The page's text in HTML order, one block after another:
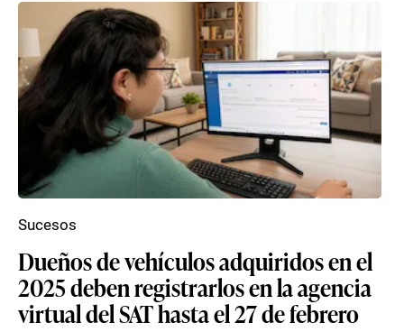
Dueños de vehículos adquiridos en el
2025 deben registrarlos en la agencia
virtual del SAT hasta el 27 de febrero
Sucesos